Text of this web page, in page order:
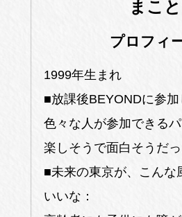
まこと
プロフィ
1999年生まれ
■放課後BEYONDに参加
色々な人が参加できる
楽しそうで面白そうだ
■未来の東京が、こんな
いいな：